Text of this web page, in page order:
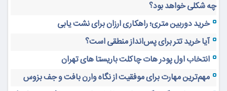
چه شکلی خواهد بود؟
خرید دوربین متری؛ راهکاری ارزان برای نشت یابی
آیا خرید تتر برای پس‌انداز منطقی است؟
انتخاب اول پودر هات چاکلت باریستا های تهران
مهم‌ترین مهارت برای موفقیت از نگاه وارن بافت و جف بزوس